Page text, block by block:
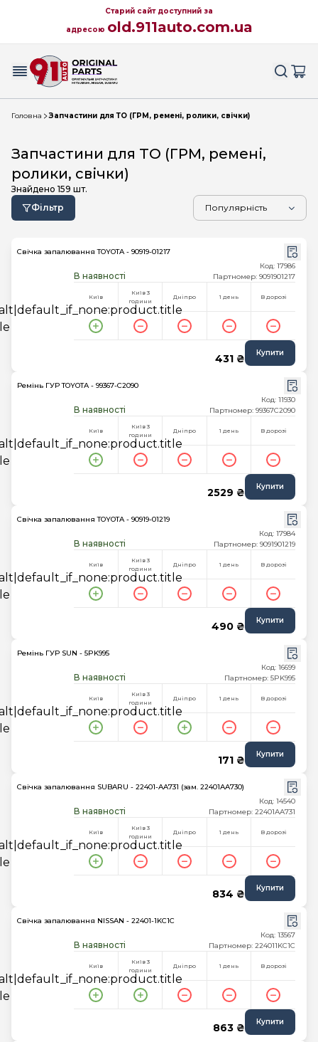
Старий сайт доступний за
адресою old.911auto.com.ua
Головна Запчастини для ТО (ГРМ, ремені, ролики, свічки)
Запчастини для ТО (ГРМ, ремені,
ролики, свічки)
Знайдено 159 шт.
Фільтр
Свічка запалювання TOYOTA - 90919-01217
В наявності
Код: 17986
Партномер: 9091901217
Київ
Київ 3
години
Дніпро 1 день В дорозі
431 ₴ Купити
Ремінь ГУР TOYOTA - 99367-C2090
В наявності
Код: 11930
Партномер: 99367C2090
Київ
Київ 3
години
Дніпро 1 день В дорозі
2529 ₴ Купити
Свічка запалювання TOYOTA - 90919-01219
В наявності
Код: 17984
Партномер: 9091901219
Київ
Київ 3
години
Дніпро 1 день В дорозі
490 ₴ Купити
Ремінь ГУР SUN - 5PK995
В наявності
Код: 16699
Партномер: 5PK995
Київ
Київ 3
години
Дніпро 1 день В дорозі
171 ₴ Купити
Свічка запалювання SUBARU - 22401-AA731 (зам. 22401AA730)
В наявності
Код: 14540
Партномер: 22401AA731
Київ
Київ 3
години
Дніпро 1 день В дорозі
834 ₴ Купити
Свічка запалювання NISSAN - 22401-1KC1C
В наявності
Код: 13567
Партномер: 224011KC1C
Київ
Київ 3
години
Дніпро 1 день В дорозі
863 ₴ Купити